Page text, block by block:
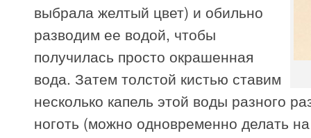
выбрала желтый цвет) и обильно
разводим ее водой, чтобы
получилась просто окрашенная
вода. Затем толстой кистью ставим
несколько капель этой воды разного
ноготь (можно одновременно делать